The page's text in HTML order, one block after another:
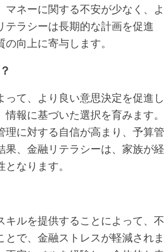
ネーに関する不安が少なく、よ
テラシーは長期的な計画を促進
向上に寄与します。
て、より良い意思決定を促進し
報に基づいた選択を育みます。
に対する自信が高まり、予算管
、金融リテラシーは、家族が経
なります。
ルを提供することによって、不
で、金融ストレスが軽減されま